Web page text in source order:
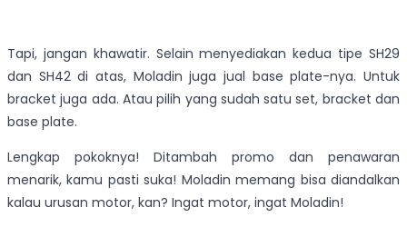
Tapi, jangan khawatir. Selain menyediakan kedua tipe SH29
dan SH42 di atas, Moladin juga jual base plate-nya. Untuk
bracket juga ada. Atau pilih yang sudah satu set, bracket dan
base plate.
Lengkap pokoknya! Ditambah promo dan penawaran
menarik, kamu pasti suka! Moladin memang bisa diandalkan
kalau urusan motor, kan? Ingat motor, ingat Moladin!